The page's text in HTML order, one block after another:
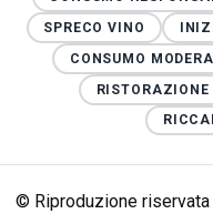
SPRECO VINO
CONSUMO
RISTORAZIONE
© Riproduzione riservata